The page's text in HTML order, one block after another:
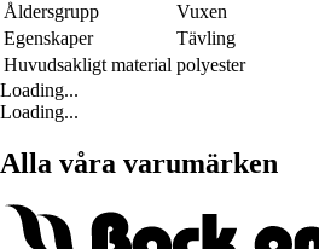
Åldersgrupp
Vuxen
Egenskaper
Tävling
Huvudsakligt material polyester
Loading...
Loading...
Alla våra varumärken